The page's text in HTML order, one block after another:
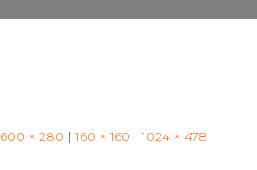
600 × 280 | 160 × 160 | 1024 × 478